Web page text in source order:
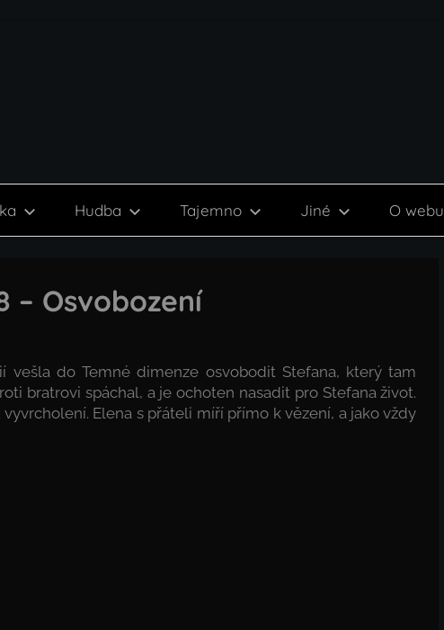
Hudba Tajemno Jiné O webu
– Osvobození
vešla do Temné dimenze osvobodit Stefana, který tam
bratrovi spáchal, a je ochoten nasadit pro Stefana život.
Elena s přáteli míří přímo k vězení, a jako vždy